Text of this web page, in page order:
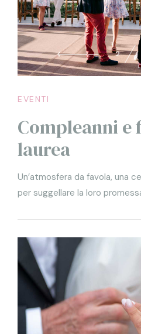
2
EVENTI
Compleanni e
laurea
Un’atmosfera da favola, una
per suggellare la loro